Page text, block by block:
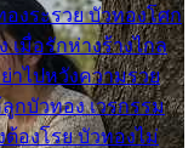
งระรวย บัวทองโศก
เมื่อรักห่างร้างไกล
าไปหวังความรวย
กบัวทอง เวรกรรม
องโรย บัวทองไม่